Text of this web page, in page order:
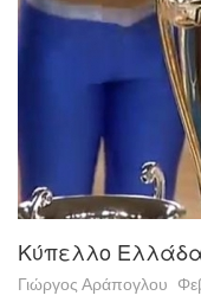
Κύπελλο
Γιώργος Αράπογλου